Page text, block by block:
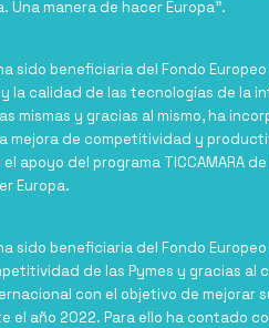
Una manera de hacer Europa”.
ha sido beneficiaria del Fondo
la calidad de las tecnologías de la
mismas y gracias al mismo, ha
mejora de competitividad y
apoyo del programa TICCAMARA
Europa.
ha sido beneficiaria del Fondo
de las Pymes y gracias al
con el objetivo de mejorar
el año 2022. Para ello ha contado